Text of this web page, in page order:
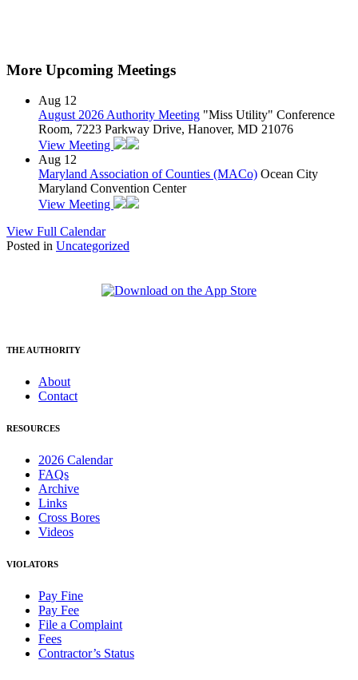
More Upcoming Meetings
Aug 12
August 2026 Authority Meeting "Miss Utility" Conference
Room, 7223 Parkway Drive, Hanover, MD 21076
View Meeting
Aug 12
Maryland Association of Counties (MACo) Ocean City
Maryland Convention Center
View Meeting
View Full Calendar
Posted in Uncategorized
THE AUTHORITY
About
Contact
RESOURCES
2026 Calendar
FAQs
Archive
Links
Cross Bores
Videos
VIOLATORS
Pay Fine
Pay Fee
File a Complaint
Fees
Contractor’s Status